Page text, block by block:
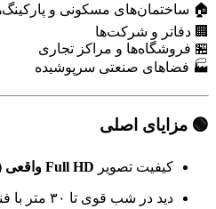
🏠 ساختمان‌های مسکونی و
🏢 دفاتر و شرکت‌ها
🏪 فروشگاه‌ها و مراکز تجاری
🏭 فضاهای صنعتی سرپوشیده
🟢 مزایای اصلی
کیفیت تصویر Full HD واقعی (1080p)
دید در شب قوی تا ۳۰ متر با فناوری